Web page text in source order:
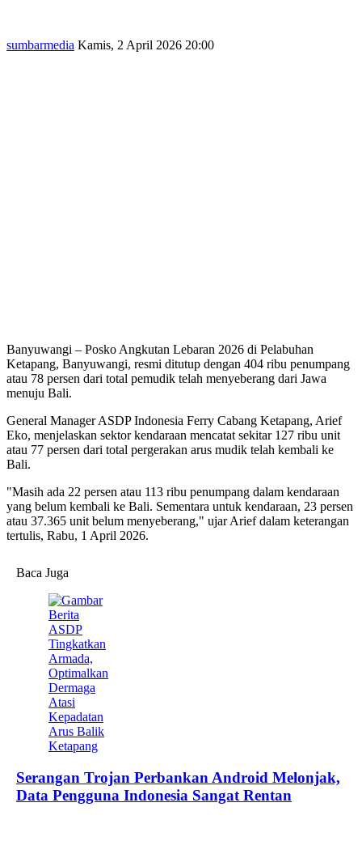
sumbarmedia Kamis, 2 April 2026 20:00
Banyuwangi – Posko Angkutan Lebaran 2026 di Pelabuhan
Ketapang, Banyuwangi, resmi ditutup dengan 404 ribu penumpang
atau 78 persen dari total pemudik telah menyeberang dari Jawa
menuju Bali.
General Manager ASDP Indonesia Ferry Cabang Ketapang, Arief
Eko, menjelaskan sektor kendaraan mencatat sekitar 127 ribu unit
atau 77 persen dari total pergerakan arus mudik telah kembali ke
Bali.
"Masih ada 22 persen atau 113 ribu penumpang dalam kendaraan
yang belum kembali ke Bali. Sementara untuk kendaraan, 23 persen
atau 37.365 unit belum menyeberang," ujar Arief dalam keterangan
tertulis, Rabu, 1 April 2026.
Baca Juga
Serangan Trojan Perbankan Android Melonjak,
Data Pengguna Indonesia Sangat Rentan